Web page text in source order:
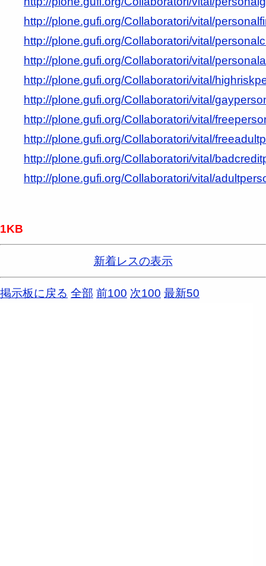
http://plone.gufi.org/Collaboratori/vital/
http://plone.gufi.org/Collaboratori/vital/
http://plone.gufi.org/Collaboratori/vital/
http://plone.gufi.org/Collaboratori/vital/
http://plone.gufi.org/Collaboratori/vital/
http://plone.gufi.org/Collaboratori/vital/
http://plone.gufi.org/Collaboratori/vital/
http://plone.gufi.org/Collaboratori/vital/
http://plone.gufi.org/Collaboratori/vital/
1KB
新着レスの表示
掲示板に戻る 全部 前100 次100 最新50